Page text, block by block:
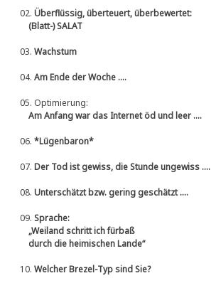
02.Überflüssig, überteuert, überbewertet:
(Blatt-) SALAT
03.Wachstum
04.Am Ende der Woche ....
05. Optimierung:
Am Anfang war das Internet öd und leer ....
06.*Lügenbaron*
07.Der Tod ist gewiss, die Stunde ungewiss ....
08.Unterschätzt bzw. gering geschätzt ....
09.Sprache:
„Weiland schritt ich fürbaß
durch die heimischen Lande“
10.Welcher Brezel-Typ sind Sie?